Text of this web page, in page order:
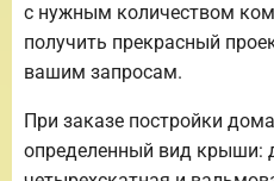
с нужным количеством
получить прекрасный
вашим запросам.
При заказе постройки
определенный вид крыши: